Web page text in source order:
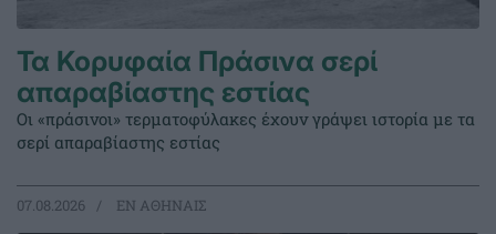
Τα Κορυφαία Πράσινα σερί
απαραβίαστης εστίας
Οι «πράσινοι» τερματοφύλακες έχουν γράψει ιστορία με τα
σερί απαραβίαστης εστίας
07.08.2026 EΝ ΑΘΗΝΑΙΣ